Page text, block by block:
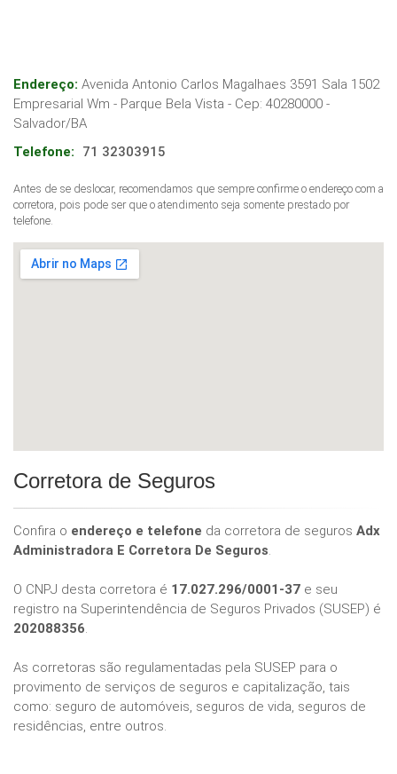
Endereço: Avenida Antonio Carlos Magalhaes 3591 Sala 1502
Empresarial Wm - Parque Bela Vista - Cep: 40280000 -
Salvador/BA
Telefone:
71 32303915
Antes de se deslocar, recomendamos que sempre confirme o endereço com a
corretora, pois pode ser que o atendimento seja somente prestado por
telefone.
Corretora de Seguros
Confira o endereço e telefone da corretora de seguros Adx
Administradora E Corretora De Seguros.
O CNPJ desta corretora é 17.027.296/0001-37 e seu
registro na Superintendência de Seguros Privados (SUSEP) é
202088356.
As corretoras são regulamentadas pela SUSEP para o
provimento de serviços de seguros e capitalização, tais
como: seguro de automóveis, seguros de vida, seguros de
residências, entre outros.